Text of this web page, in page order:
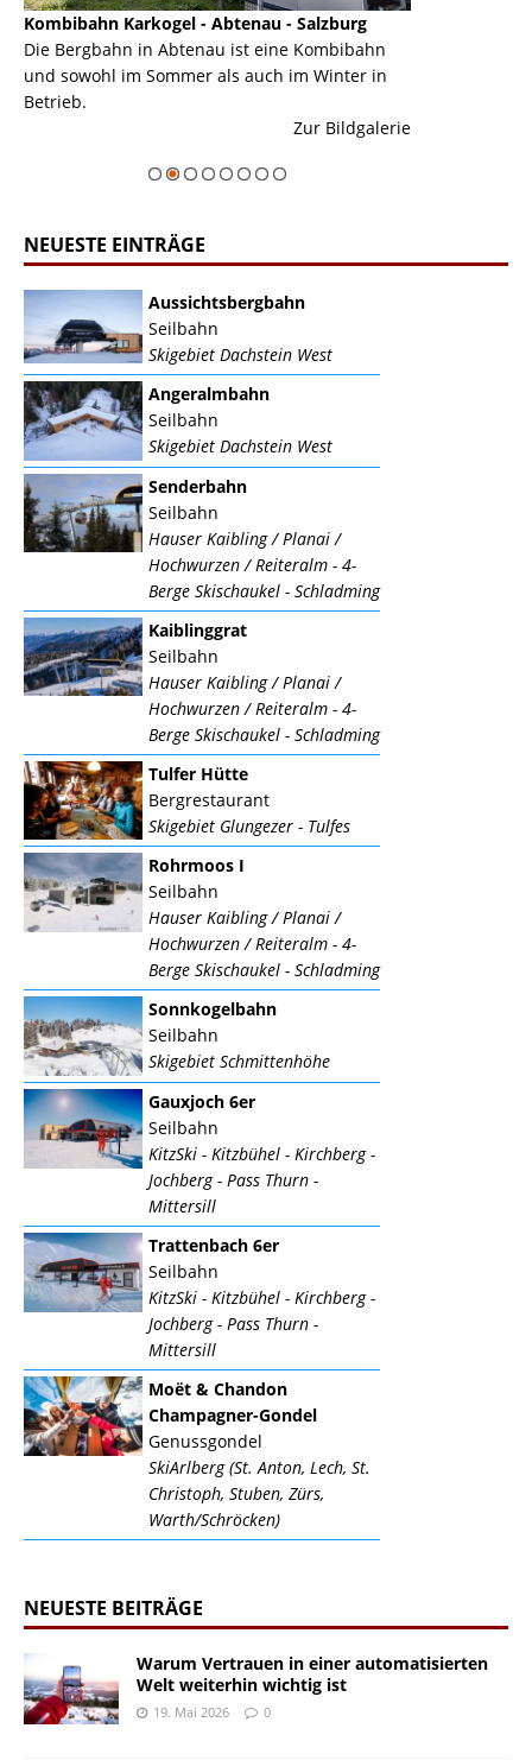
Kombibahn Karkogel - Abtenau - Salzburg
Die Bergbahn in Abtenau ist eine Kombibahn
und sowohl im Sommer als auch im Winter in
Betrieb.
Zur Bildgalerie
NEUESTE EINTRÄGE
Aussichtsbergbahn
Seilbahn
Skigebiet Dachstein West
Angeralmbahn
Seilbahn
Skigebiet Dachstein West
Senderbahn
Seilbahn
Hauser Kaibling / Planai /
Hochwurzen / Reiteralm - 4-
Berge Skischaukel - Schladming
Kaiblinggrat
Seilbahn
Hauser Kaibling / Planai /
Hochwurzen / Reiteralm - 4-
Berge Skischaukel - Schladming
Tulfer Hütte
Bergrestaurant
Skigebiet Glungezer - Tulfes
Rohrmoos I
Seilbahn
Hauser Kaibling / Planai /
Hochwurzen / Reiteralm - 4-
Berge Skischaukel - Schladming
Sonnkogelbahn
Seilbahn
Skigebiet Schmittenhöhe
Gauxjoch 6er
Seilbahn
KitzSki - Kitzbühel - Kirchberg -
Jochberg - Pass Thurn -
Mittersill
Trattenbach 6er
Seilbahn
KitzSki - Kitzbühel - Kirchberg -
Jochberg - Pass Thurn -
Mittersill
Moët & Chandon
Champagner-Gondel
Genussgondel
SkiArlberg (St. Anton, Lech, St.
Christoph, Stuben, Zürs,
Warth/Schröcken)
NEUESTE BEITRÄGE
Warum Vertrauen in einer automatisierten
Welt weiterhin wichtig ist
19. Mai 2026 0